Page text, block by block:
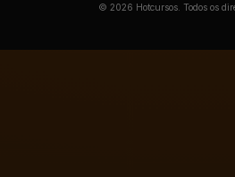
© 2026 Hotcursos. Todos os